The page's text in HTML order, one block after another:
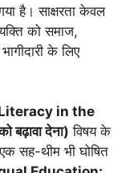
है। साक्षरता केवल
को समाज,
के लिए
in the
बढ़ावा देना) विषय के
सह-थीम भी घोषित